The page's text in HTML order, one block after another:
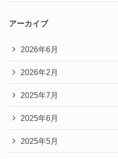
アーカイブ
2026年6月
2026年2月
2025年7月
2025年6月
2025年5月